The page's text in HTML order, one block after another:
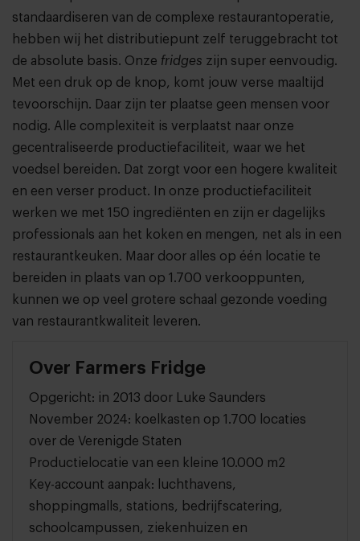
standaardiseren van de complexe restaurantoperatie,
hebben wij het distributiepunt zelf teruggebracht tot
de absolute basis. Onze fridges zijn super eenvoudig.
Met een druk op de knop, komt jouw verse maaltijd
tevoorschijn. Daar zijn ter plaatse geen mensen voor
nodig. Alle complexiteit is verplaatst naar onze
gecentraliseerde productiefaciliteit, waar we het
voedsel bereiden. Dat zorgt voor een hogere kwaliteit
en een verser product. In onze productiefaciliteit
werken we met 150 ingrediënten en zijn er dagelijks
professionals aan het koken en mengen, net als in een
restaurantkeuken. Maar door alles op één locatie te
bereiden in plaats van op 1.700 verkooppunten,
kunnen we op veel grotere schaal gezonde voeding
van restaurantkwaliteit leveren.
Over Farmers Fridge
Opgericht: in 2013 door Luke Saunders
November 2024: koelkasten op 1.700 locaties
over de Verenigde Staten
Productielocatie van een kleine 10.000 m2
Key-account aanpak: luchthavens,
shoppingmalls, stations, bedrijfscatering,
schoolcampussen, ziekenhuizen en